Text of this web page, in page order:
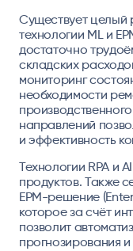
Существует целый
технологии ML и
достаточно
складских
мониторинг
необходимости
направлений
и эффективность
Технологии RPA и
продуктов. Также
EPM-решение
которое за счёт
позволит
прогнозирования